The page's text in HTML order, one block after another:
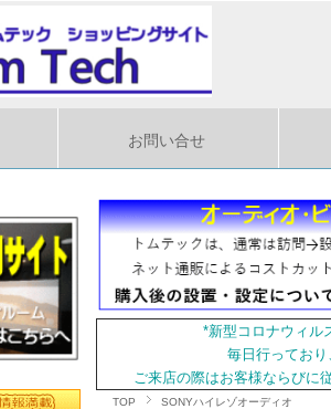
お問い合せ
*新型コロナウィル
毎日行ってお
ご来店の際はお客様ならびに
TOP SONYハイレゾオーディオ